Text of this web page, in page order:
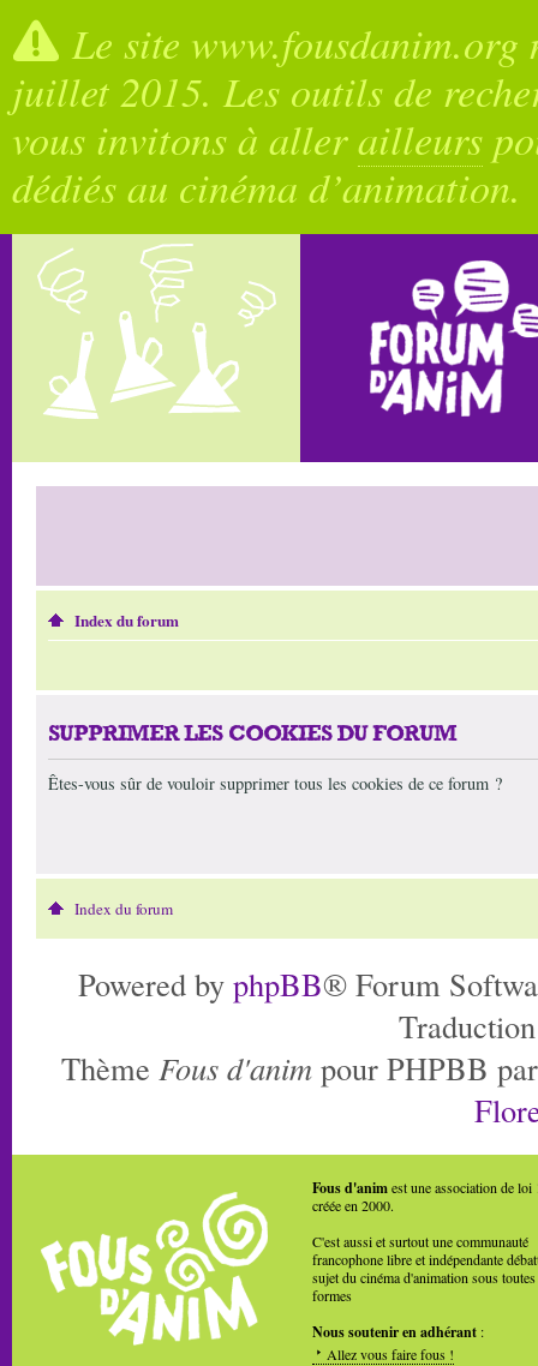
Le site
juillet 2015. Les outils de
vous invitons à allerailleurs
dédiés au cinéma d’animation.
Index du forum
SUPPRIMER LES COOKIES DU FORUM
Êtes-vous sûr de vouloir supprimer tous les cookies de ce forum ?
Index du forum
Powered by phpBB® Forum
Thème Fous d'anim pour PHPBB
Fous d'animest une association de loi
créée en 2000.
C'est aussi et surtout une communauté
francophone libre et indépendante
sujet du cinéma d'animation sous toutes
formes
Nous soutenir en adhérant :
Allez vous faire fous !